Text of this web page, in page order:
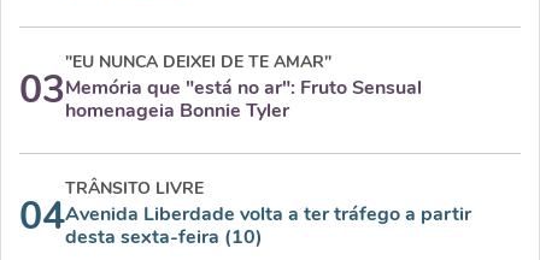
03
"EU NUNCA DEIXEI DE TE AMAR"
Memória que "está no ar": Fruto Sensual
homenageia Bonnie Tyler
04
TRÂNSITO LIVRE
Avenida Liberdade volta a ter tráfego a partir
desta sexta-feira (10)